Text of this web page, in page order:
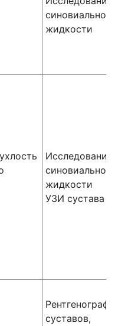
синовиальной
жидкости
Исследование
синовиальной
жидкости
УЗИ сустава
суставов,